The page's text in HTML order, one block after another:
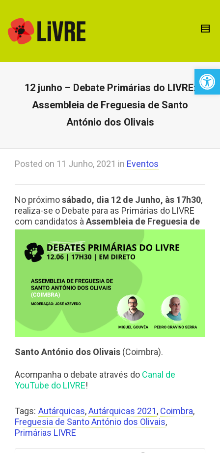
12 junho – Debate Primárias do LIVRE:
Assembleia de Freguesia de Santo
António dos Olivais
Posted on 11 Junho, 2021 in Eventos
No próximosábado, dia 12 de Junho, às 17h30,
realiza-se o Debate para as Primárias do LIVRE
com candidatos à Assembleia de Freguesia de
Santo António dos Olivais (Coimbra).
Acompanha o debate através do Canal de
YouTube do LIVRE!
Tags: Autárquicas,Autárquicas 2021, Coimbra,
Freguesia de Santo António dos Olivais,
Primárias LIVRE